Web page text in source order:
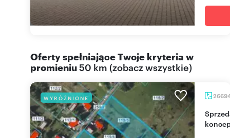
Oferty spełniające Twoje kryteria w
promieniu50 km (zobacz wszystkie)
WYRÓŻNIONE
Sprzedam działkę inwestycyjną 26 694 m² z